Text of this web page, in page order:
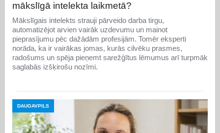
mākslīgā intelekta laikmetā?
Mākslīgais intelekts strauji pārveido darba tirgu,
automatizējot arvien vairāk uzdevumu un mainot
pieprasījumu pēc dažādām profesijām. Tomēr eksperti
norāda, ka ir vairākas jomas, kurās cilvēku prasmes,
radošums un spēja pieņemt sarežģītus lēmumus arī turpmāk
saglabās izšķirošu nozīmi.
DAUGAVPILS